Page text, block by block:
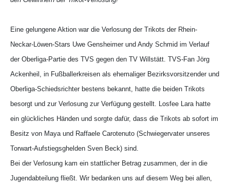
Eine gelungene Aktion war die Verlosung der Trikots der Rhein-
Neckar-Löwen-Stars Uwe Gensheimer und Andy Schmid im Verlauf
der Oberliga-Partie des TVS gegen den TV Willstätt. TVS-Fan Jörg
Ackenheil, in Fußballerkreisen als ehemaliger Bezirksvorsitzender und
Oberliga-Schiedsrichter bestens bekannt, hatte die beiden Trikots
besorgt und zur Verlosung zur Verfügung gestellt. Losfee Lara hatte
ein glückliches Händen und sorgte dafür, dass die Trikots ab sofort im
Besitz von Maya und Raffaele Carotenuto (Schwiegervater unseres
Torwart-Aufstiegsghelden Sven Beck) sind.
Bei der Verlosung kam ein stattlicher Betrag zusammen, der in die
Jugendabteilung fließt. Wir bedanken uns auf diesem Weg bei allen,